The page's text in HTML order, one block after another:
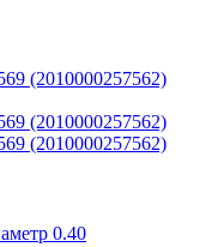
0.40